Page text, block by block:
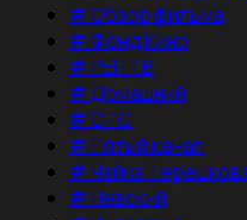
#Обзор фильма
#Фонд Кино
#РЕН ТВ
#Домашний
#СТС
#Пятый канал
#Чайка
#Невский